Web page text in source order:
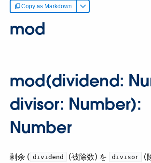
Copy as Markdown
mod
mod(dividend:
divisor: Number):
Number
剰余 (​ dividend ​ (被除数) を ​ divisor
(